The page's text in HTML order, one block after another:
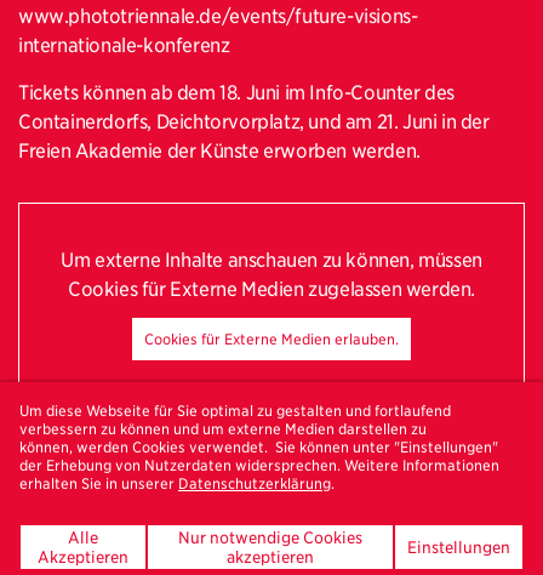
www.phototriennale.de/events/future-visions-
internationale-konferenz
Tickets können ab dem 18. Juni im Info-Counter des
Containerdorfs, Deichtorvorplatz, und am 21. Juni in der
Freien Akademie der Künste erworben werden.
Um externe Inhalte anschauen zu können, müssen
Cookies für Externe Medien zugelassen werden.
Cookies für Externe Medien erlauben.
Um diese Webseite für Sie optimal zu gestalten und fortlaufend
verbessern zu können und um externe Medien darstellen zu
können, werden Cookies verwendet. Sie können unter "Einstellungen"
der Erhebung von Nutzerdaten widersprechen. Weitere Informationen
erhalten Sie in unserer Datenschutzerklärung.
Alle
Akzeptieren
Nur notwendige Cookies
akzeptieren
Einstellungen